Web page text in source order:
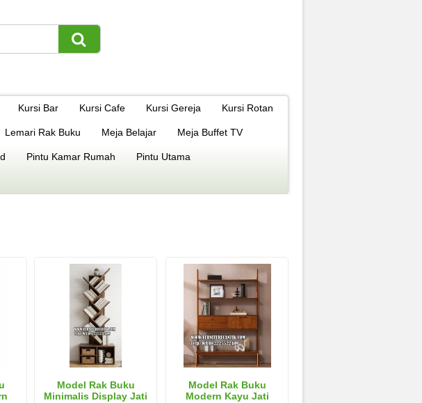
Kursi Bar Kursi Cafe Kursi Gereja Kursi Rotan
Lemari Rak Buku Meja Belajar Meja Buffet TV
Pintu Kamar Rumah Pintu Utama
Model Rak Buku
Minimalis Display Jati
Model Rak Buku
Modern Kayu Jati